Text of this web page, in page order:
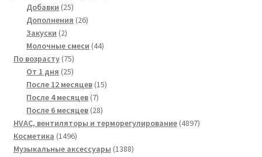
Добавки 2525
товаров
Дополнения 2626
Закуски 22
товара
Молочные смеси 4444
По возрасту 7575
товаров
От 1 дня 2525
товаров
После 12 месяцев 1515
После 4 месяцев 77
товаров
После 6 месяцев 2828
товаров
HVAC, вентиляторы и терморегулирование 48974897
Косметика 14961496
товаров
Музыкальные аксессуары 13881388